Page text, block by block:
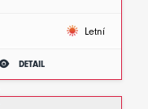
Letní
DETAIL